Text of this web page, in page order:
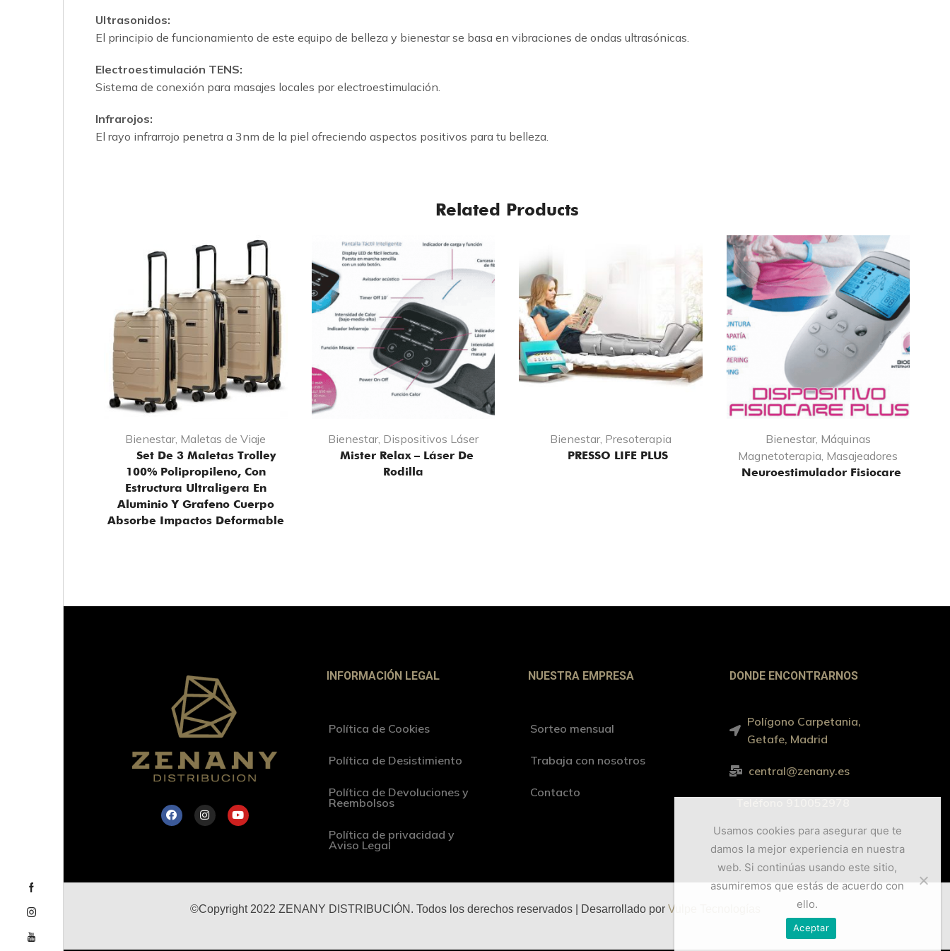
Ultrasonidos:
El principio de funcionamiento de este equipo de belleza y bienestar se basa en vibraciones de ondas ultrasónicas.
Electroestimulación TENS:
Sistema de conexión para masajes locales por electroestimulación.
Infrarojos:
El rayo infrarrojo penetra a 3nm de la piel ofreciendo aspectos positivos para tu belleza.
Related Products
Bienestar, Maletas de Viaje
Set De 3 Maletas Trolley
100% Polipropileno, Con
Estructura Ultraligera En
Aluminio Y Grafeno Cuerpo
Absorbe Impactos Deformable
Bienestar, Dispositivos Láser
Mister Relax – Láser De
Rodilla
Bienestar, Presoterapia
PRESSO LIFE PLUS
Bienestar, Máquinas
Magnetoterapia Masajeadores
Neuroestimulador Fisiocare
INFORMACIÓN LEGAL
Política de Cookies
Política de Desistimiento
Política de Devoluciones y
Reembolsos
Política de privacidad y
Aviso Legal
NUESTRA EMPRESA
Sorteo mensual
Trabaja con nosotros
Contacto
DONDE ENCONTRARNOS
Polígono Carpetania,
Getafe, Madrid
central@zenany.es
©Copyright 2022 ZENANY DISTRIBUCIÓN. Todos los derechos reservados | Desarrollado por Vulpe Tecnologías
Usamos cookies para asegurar que te
damos la mejor experiencia en nuestra
web. Si continúas usando este sitio,
asumiremos que estás de acuerdo con
ello.
Aceptar